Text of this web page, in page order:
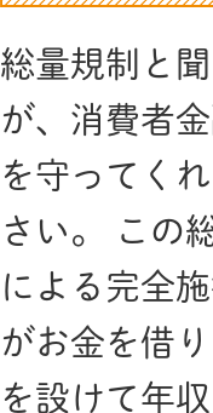
総量規制と
が、消費者
を守ってく
さい。 この
による完全
がお金を借
を設けて年